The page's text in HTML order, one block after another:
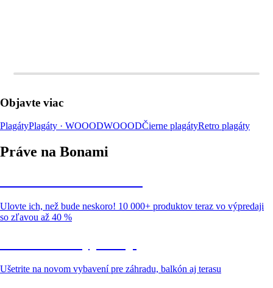
Objavte viac
PlagátyPlagáty · WOOODWOOODČierne plagátyRetro plagáty
Práve na Bonami
Ulovte ich, než bude neskoro! 10 000+ produktov teraz vo výpredaji
so zľavou až 40 %
Ušetrite na novom vybavení pre záhradu, balkón aj terasu